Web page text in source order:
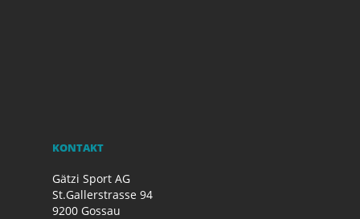
KONTAKT
Gätzi Sport AG
St.Gallerstrasse 94
9200 Gossau